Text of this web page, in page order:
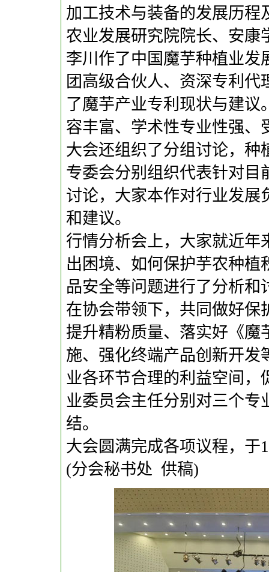
加工技术与装备的发展历程
农业发展研究院院长、安康
李川作了中国魔芋种植业发
团高级合伙人、资深专利
了魔芋产业专利现状与建
容丰富、学术性专业性强、
大会还组织了分组讨论，种
专委会分别组织代表针对目
讨论，大家本作对行业发展
和建议。
行情分析会上，大家就近年
出困境、如何保护芋农种
品安全等问题进行了分析
在协会带领下，共同做好保
提升精粉质量、落实好《魔
施、强化终端产品创新开发
业各环节合理的利益空间，
业委员会主任分别对三个专
结。
大会圆满完成各项议程，于
(分会秘书处 供稿)